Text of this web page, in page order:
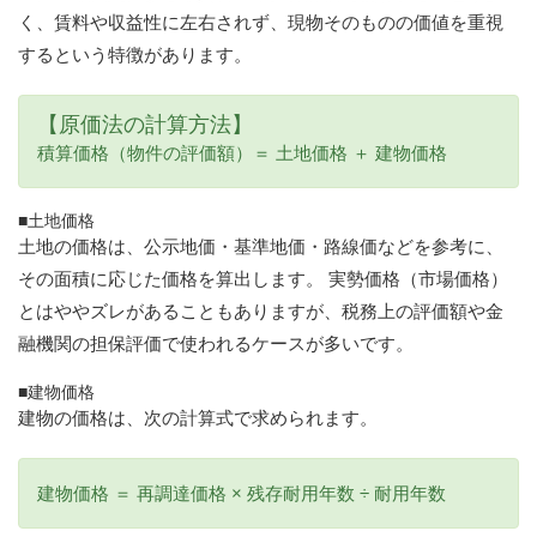
く、賃料や収益性に左右されず、現物そのものの価値を重視
するという特徴があります。
【原価法の計算方法】
積算価格（物件の評価額）＝ 土地価格 ＋ 建物価格
■土地価格
土地の価格は、公示地価・基準地価・路線価などを参考に、
その面積に応じた価格を算出します。 実勢価格（市場価格）
とはややズレがあることもありますが、税務上の評価額や金
融機関の担保評価で使われるケースが多いです。
■建物価格
建物の価格は、次の計算式で求められます。
建物価格 ＝ 再調達価格 × 残存耐用年数 ÷ 耐用年数